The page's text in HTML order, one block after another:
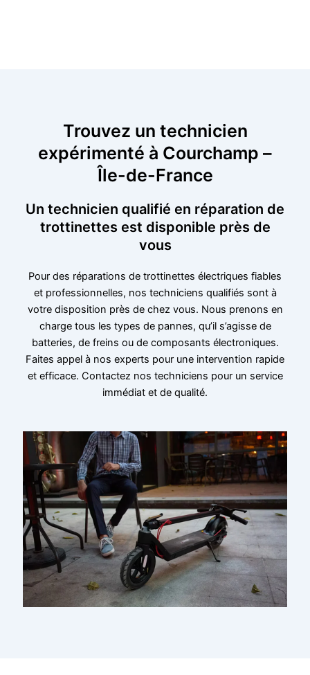
Trouvez un technicien
expérimenté à Courchamp –
Île-de-France
Un technicien qualifié en réparation de
trottinettes est disponible près de
vous
Pour des réparations de trottinettes électriques fiables
et professionnelles, nos techniciens qualifiés sont à
votre disposition près de chez vous. Nous prenons en
charge tous les types de pannes, qu’il s’agisse de
batteries, de freins ou de composants électroniques.
Faites appel à nos experts pour une intervention rapide
et efficace. Contactez nos techniciens pour un service
immédiat et de qualité.